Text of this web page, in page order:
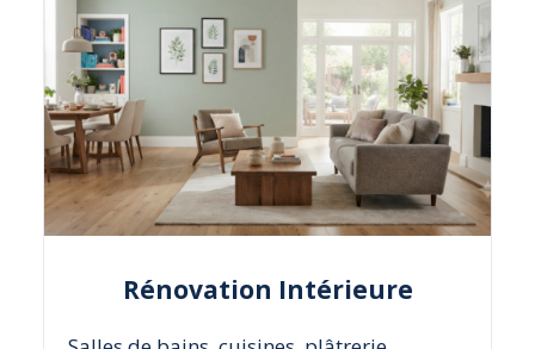
Rénovation Intérieure